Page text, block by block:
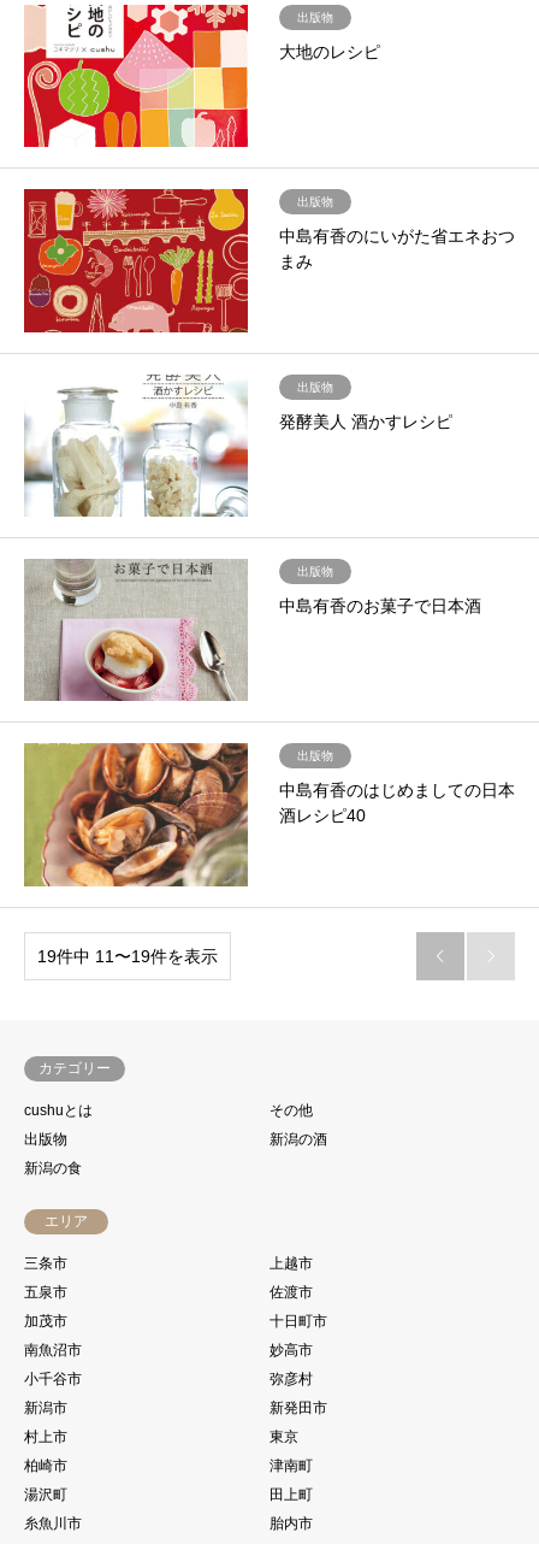
出版物
大地のレシピ
出版物
中島有香のにいがた省エネおつ
まみ
出版物
発酵美人 酒かすレシピ
出版物
中島有香のお菓子で日本酒
出版物
中島有香のはじめましての日本
酒レシピ40
19件中 11〜19件を表示  
カテゴリー
cushuとは
その他
出版物
新潟の酒
新潟の食
エリア
三条市
上越市
五泉市
佐渡市
加茂市
十日町市
南魚沼市
妙高市
小千谷市
弥彦村
新潟市
新発田市
村上市
東京
柏崎市
津南町
湯沢町
田上町
糸魚川市
胎内市